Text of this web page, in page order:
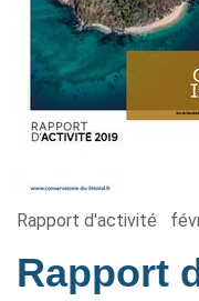
Rapport d'activité
Rapport